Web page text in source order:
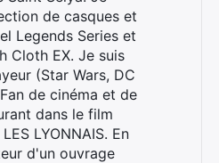
de casques et
Legends Series et
Cloth EX. Je suis
(Star Wars, DC
de cinéma et de
dans le film
LYONNAIS. En
d'un ouvrage